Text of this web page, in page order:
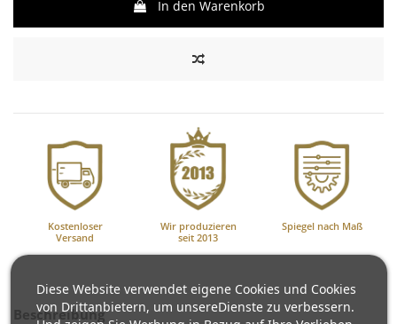
In den Warenkorb
Kostenloser
Versand
Wir produzieren
seit 2013
Spiegel nach Maß
Beschreibung
Diese Website verwendet eigene Cookies und Cookies
von Drittanbietern, um unsereDienste zu verbessern.